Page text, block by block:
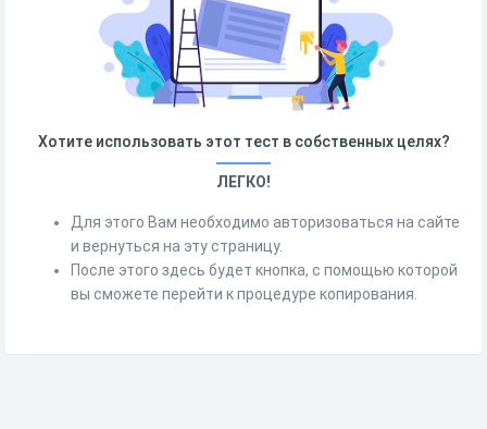
Хотите использовать этот тест в собственных целях?
ЛЕГКО!
Для этого Вам необходимо авторизоваться на сайте
и вернуться на эту страницу.
После этого здесь будет кнопка, с помощью которой
вы сможете перейти к процедуре копирования.